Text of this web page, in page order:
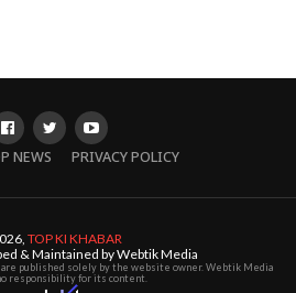
NEWS PRIVACY POLICY
TOP KI KHABAR
& Maintained by Webtik Media
published solely by the website owner. Webtik Media
responsibility for its content.